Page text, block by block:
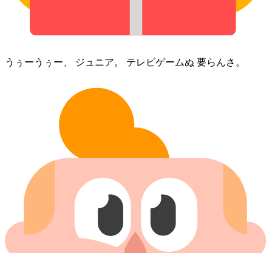
うぅーうぅー、 ジュニア。 テレビ⁠ゲーム⁠ぬ 要らん⁠さ。